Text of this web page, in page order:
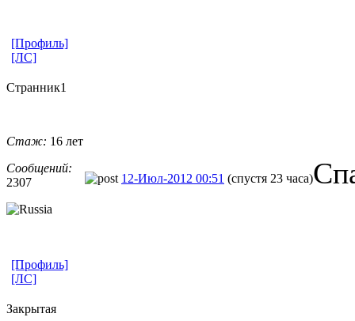
[Профиль]
[ЛС]
Странник1
Стаж: 16 лет
Сообщений:
2307
12-Июл-2012 00:51 (спустя 23 часа)
[Профиль]
[ЛС]
Закрытая